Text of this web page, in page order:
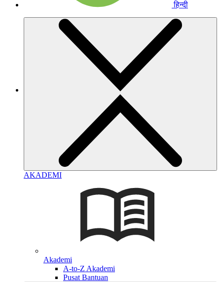
हिन्दी
AKADEMI
Akademi
A-to-Z Akademi
Pusat Bantuan